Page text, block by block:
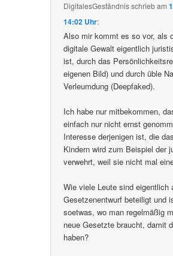
DigitalesGeständnisschriebam
14:02 Uhr:
Also mir kommt es so vor, als
digitale Gewalt eigentlich
ist, durch das
eigenen Bild) und durch üble
Verleumdung (Deepfaked).
Ich habe nur mitbekommen,
einfach nur nicht ernst
Interesse derjenigen ist, die
Kindern wird zum Beispiel der
verwehrt, weil sie nicht mal
Wie viele Leute sind eigentlich
Gesetzenentwurf beteiligt und
soetwas, wo man regelmäßig
neue Gesetzte braucht, damit
haben?